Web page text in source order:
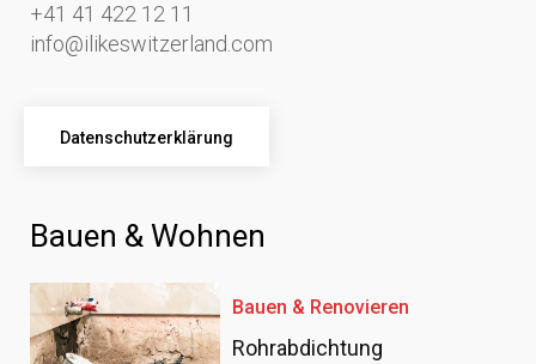
+41 41 422 12 11
info@ilikeswitzerland.com
Datenschutzerklärung
Bauen & Wohnen
Bauen & Renovieren
Rohrabdichtung